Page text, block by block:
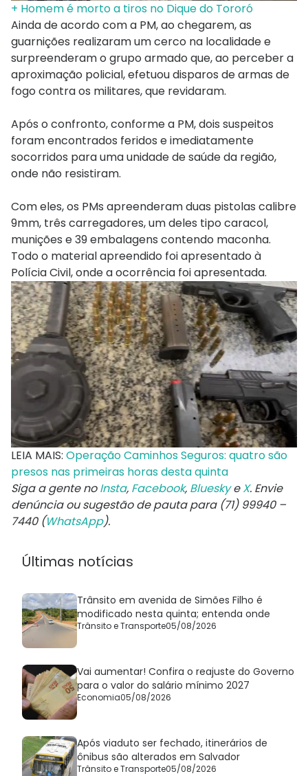
+ Homem é morto a tiros no Dique do Tororó
Ainda de acordo com a PM, ao chegarem, as
guarnições realizaram um cerco na localidade e
surpreenderam o grupo armado que, ao perceber a
aproximação policial, efetuou disparos de armas de
fogo contra os militares, que revidaram.
Após o confronto, conforme a PM, dois suspeitos
foram encontrados feridos e imediatamente
socorridos para uma unidade de saúde da região,
onde não resistiram.
Com eles, os PMs apreenderam duas pistolas calibre
9mm, três carregadores, um deles tipo caracol,
munições e 39 embalagens contendo maconha.
Todo o material apreendido foi apresentado à
Polícia Civil, onde a ocorrência foi apresentada.
LEIA MAIS: Operação Caminhos Seguros: quatro são
presos nas primeiras horas desta quinta
Siga a gente noInsta, Facebook, BlueskyeX. Envie
denúncia ou sugestão de pauta para (71) 99940 –
7440 (WhatsApp).
Últimas notícias
Trânsito em avenida de Simões Filho é
modificado nesta quinta; entenda onde
Trânsito e Transporte05/08/2026
Vai aumentar! Confira o reajuste do Governo
para o valor do salário mínimo 2027
Economia05/08/2026
Após viaduto ser fechado, itinerários de
ônibus são alterados em Salvador
Trânsito e Transporte05/08/2026